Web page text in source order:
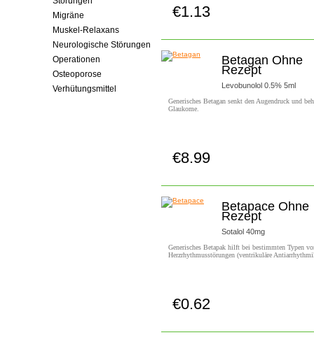
Migräne
Muskel-Relaxans
Neurologische Störungen
Operationen
Osteoporose
Verhütungsmittel
€1.13
Betagan Ohne
Rezept
Levobunolol 0.5% 5ml
Generisches Betagan senkt den Augendruck und
Glaukome.
€8.99
Betapace Ohne
Rezept
Sotalol 40mg
Generisches Betapak hilft bei bestimmten Typen
Herzrhythmusstörungen (ventrikuläre
€0.62